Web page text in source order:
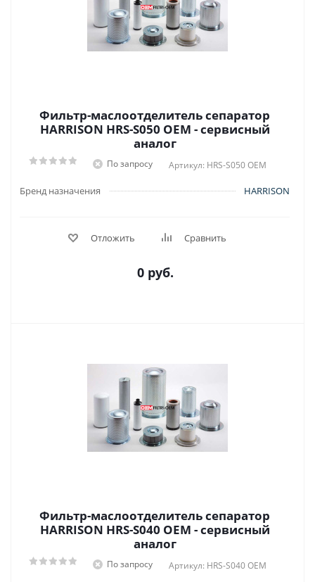
Фильтр-маслоотделитель сепаратор
HARRISON HRS-S050 OEM - сервисный
аналог
По запросу Артикул: HRS-S050 OEM
Бренд назначения HARRISON
Отложить Сравнить
0 руб.
Фильтр-маслоотделитель сепаратор
HARRISON HRS-S040 OEM - сервисный
аналог
По запросу Артикул: HRS-S040 OEM